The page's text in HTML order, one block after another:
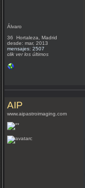
Álvaro
36 Hortaleza, Madrid
desde: mar, 2013
mensajes: 2507
clik ver los últimos
AIP
www.aipastroimaging.com